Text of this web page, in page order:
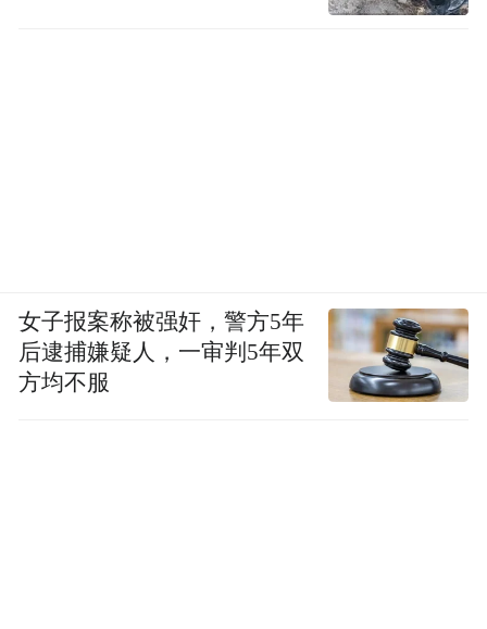
女子报案称被强奸，警方5年
后逮捕嫌疑人，一审判5年双
方均不服